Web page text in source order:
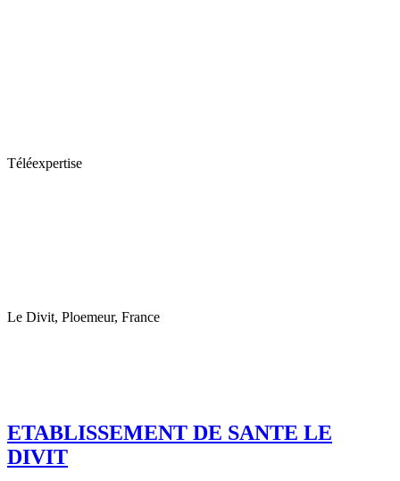
Téléexpertise
Le Divit, Ploemeur, France
ETABLISSEMENT DE SANTE LE
DIVIT